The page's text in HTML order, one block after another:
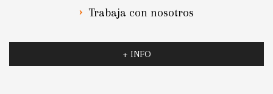
Trabaja con nosotros
+ INFO